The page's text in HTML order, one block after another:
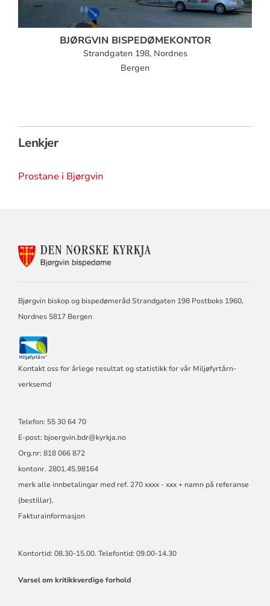
BJØRGVIN BISPEDØMEKONTOR
Strandgaten 198, Nordnes
Bergen
Lenkjer
Prostane i Bjørgvin
KONTAKTINFORMASJON
Bjørgvin biskop og bispedømeråd Strandgaten 198 Postboks 1960,
Nordnes 5817 Bergen
Kontakt oss for årlege resultat og statistikk for vår Miljøfyrtårn-
verksemd
Telefon: 55 30 64 70
E-post: bjoergvin.bdr@kyrkja.no
Org.nr: 818 066 872
kontonr. 2801.45.98164
merk alle innbetalingar med ref. 270 xxxx - xxx + namn på referanse
(bestillar).
Fakturainformasjon
Kontortid: 08.30-15.00. Telefontid: 09.00-14.30
Varsel om kritikkverdige forhold